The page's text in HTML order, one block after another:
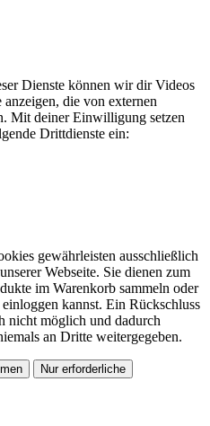
Dienste können wir dir Videos
die von externen
Mit deiner Einwilligung setzen
Drittdienste ein:
gewährleisten ausschließlich
Webseite. Sie dienen zum
im Warenkorb sammeln oder
kannst. Ein Rückschluss
nicht möglich und dadurch
an Dritte weitergegeben.
Nur erforderliche